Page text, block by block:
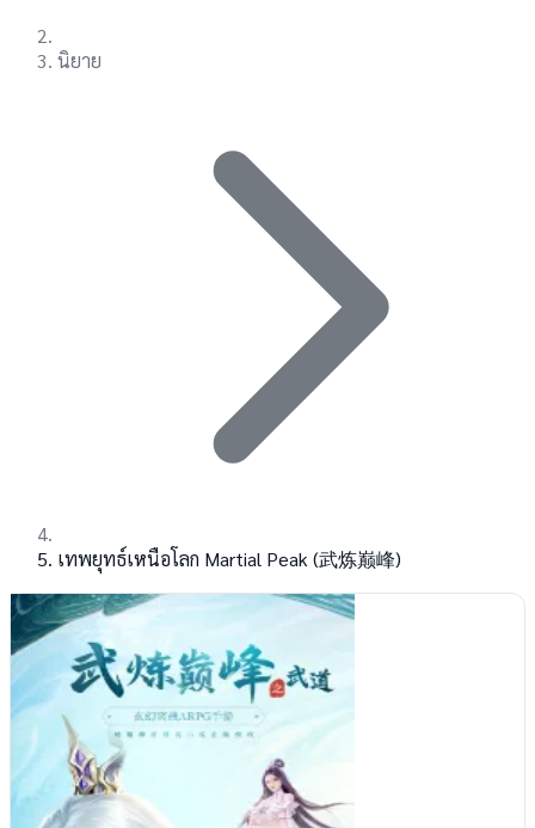
นิยาย
เทพยุทธ์เหนือโลก Martial Peak (武炼巅峰)